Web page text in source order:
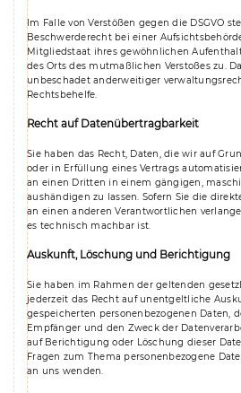
Im Falle von Verstößen gegen die DSGVO
Beschwerderecht bei einer
Mitgliedstaat ihres gewöhnlichen
des Orts des mutmaßlichen Verstoßes zu.
unbeschadet anderweitiger
Rechtsbehelfe.
Recht auf Daten­übertrag­barkeit
Sie haben das Recht, Daten, die wir auf
oder in Erfüllung eines Vertrags
an einen Dritten in einem gängigen,
aushändigen zu lassen. Sofern Sie die
an einen anderen Verantwortlichen
es technisch machbar ist.
Auskunft, Löschung und Berichtigung
Sie haben im Rahmen der geltenden
jederzeit das Recht auf unentgeltliche
gespeicherten personenbezogenen Daten,
Empfänger und den Zweck der
auf Berichtigung oder Löschung dieser
Fragen zum Thema personenbezogene
an uns wenden.